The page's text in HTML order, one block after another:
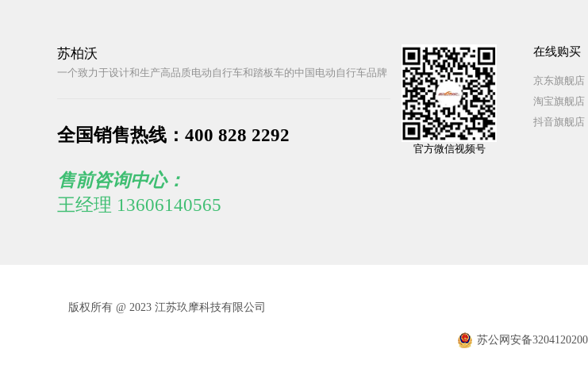
苏柏沃
一个致力于设计和生产高品质电动自行车和踏板车的中国电动自行车品牌
全国销售热线：400 828 2292
售前咨询中心：
王经理 13606140565
官方微信视频号
在线购买
京东旗舰店
淘宝旗舰店
抖音旗舰店
版权所有 @ 2023 江苏玖摩科技有限
苏公网安备